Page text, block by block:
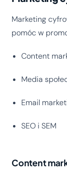
Marketing
pomóc w
Content
Media
Email
SEO i SEM
Content